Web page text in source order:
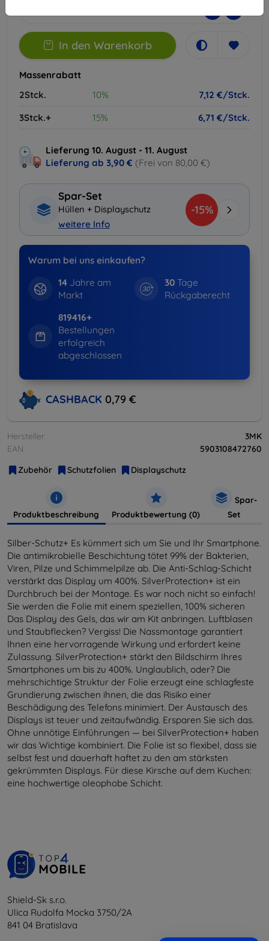
- +
In den Warenkorb
Massenrabatt
2Stck.
10%
7,12 €/Stck.
3Stck.+
15% 6,71 €/Stck.
Lieferung 10. August - 11. August
Lieferung ab 3,90 € (Frei von 80,00 €)
Spar-Set
Hüllen + Displayschutz
weitere Info
-15%
Warum bei uns einkaufen?
14Jahre am
Markt
30 Tage
Rückgaberecht
819416+
Bestellungen
erfolgreich
abgeschlossen
CASHBACK 0,79 €
Hersteller
3MK
EAN
5903108472760
Zubehör
Schutzfolien Displayschutz
Produktbeschreibung Produktbewertung (0)
Spar-
Set
Silber-Schutz+ Es kümmert sich um Sie und Ihr Smartphone.
Die antimikrobielle Beschichtung tötet 99% der Bakterien,
Viren, Pilze und Schimmelpilze ab. Die Anti-Schlag-Schicht
verstärkt das Display um 400%. SilverProtection+ ist ein
Durchbruch bei der Montage. Es war noch nicht so einfach!
Sie werden die Folie mit einem speziellen, 100% sicheren
Das Display des Gels, das wir am Kit anbringen. Luftblasen
und Staubflecken? Vergiss! Die Nassmontage garantiert
Ihnen eine hervorragende Wirkung und erfordert keine
Zulassung. SilverProtection+ stärkt den Bildschirm Ihres
Smartphones um bis zu 400%. Unglaublich, oder? Die
mehrschichtige Struktur der Folie erzeugt eine schlagfeste
Grundierung zwischen ihnen, die das Risiko einer
Beschädigung des Telefons minimiert. Der Austausch des
Displays ist teuer und zeitaufwändig. Ersparen Sie sich das.
Ohne unnötige Einführungen — bei SilverProtection+ haben
wir das Wichtige kombiniert. Die Folie ist so flexibel, dass sie
selbst fest und dauerhaft haftet zu den am stärksten
gekrümmten Displays. Für diese Kirsche auf dem Kuchen:
eine hochwertige oleophobe Schicht.
Shield-Sk s.r.o.
Ulica Rudolfa Mocka 3750/2A
841 04 Bratislava